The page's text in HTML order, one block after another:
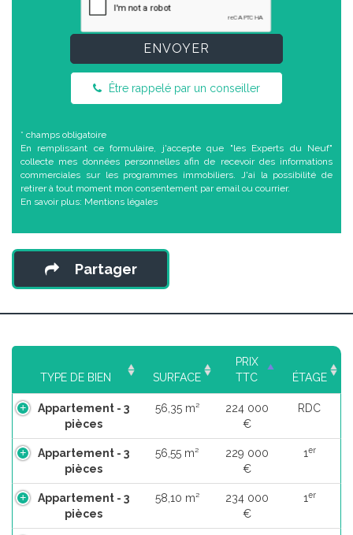
ENVOYER
Être rappelé par un conseiller
* champs obligatoire
En remplissant ce formulaire, j'accepte que "les Experts du Neuf"
collecte mes données personnelles afin de recevoir des informations
commerciales sur les programmes immobiliers. J'ai la possibilité de
retirer à tout moment mon consentement par email ou courrier.
En savoir plus: Mentions légales
Partager
TYPE DE BIEN SURFACE
PRIX
TTC
ÉTAGE
Appartement - 3
pièces
56,35 m²
224 000
€
RDC
Appartement - 3
pièces
56,55 m²
229 000
€
1er
Appartement - 3
pièces
58,10 m²
234 000
€
1er